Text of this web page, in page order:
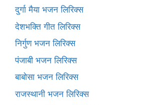
दुर्गा मैया भजन लिरिक्स
देशभक्ति गीत लिरिक्स
निर्गुण भजन लिरिक्स
पंजाबी भजन लिरिक्स
बाबोसा भजन लिरिक्स
राजस्थानी भजन लिरिक्स